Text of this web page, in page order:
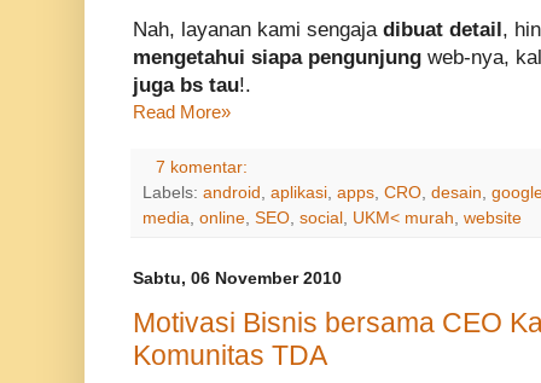
Nah, layanan kami sengaja dibuat detail,
mengetahui siapa pengunjung web-nya,
juga bs tau!.
Read More»
7 komentar:
Labels: android aplikasi apps CRO desain
media online SEO social UKM< murah website
Sabtu, 06 November 2010
Motivasi Bisnis bersama CEO
Komunitas TDA